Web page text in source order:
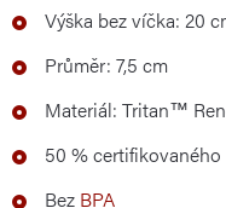
Výška bez víčka: 20
Průměr: 7,5 cm
Materiál: Tritan™
50 %
Bez BPA